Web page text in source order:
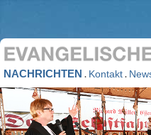
NACHRICHTEN . Kontakt.